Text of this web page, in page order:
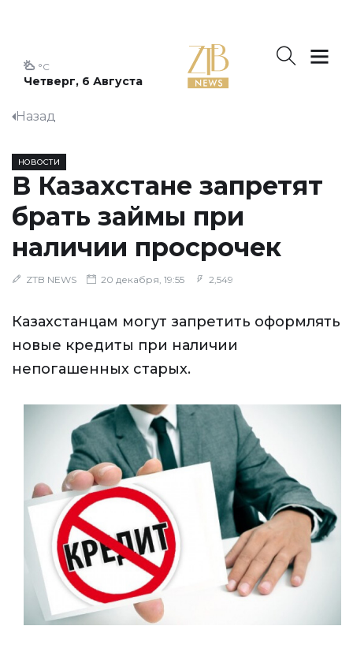
Четверг, 6 Августа
°C
Назад
НОВОСТИ
В Казахстане запретят
брать займы при
наличии просрочек
ZTB NEWS 20 декабря, 19:55 2,549
Казахстанцам могут запретить оформлять
новые кредиты при наличии
непогашенных старых.